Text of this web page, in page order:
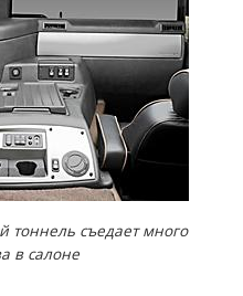
съедает много
в салоне